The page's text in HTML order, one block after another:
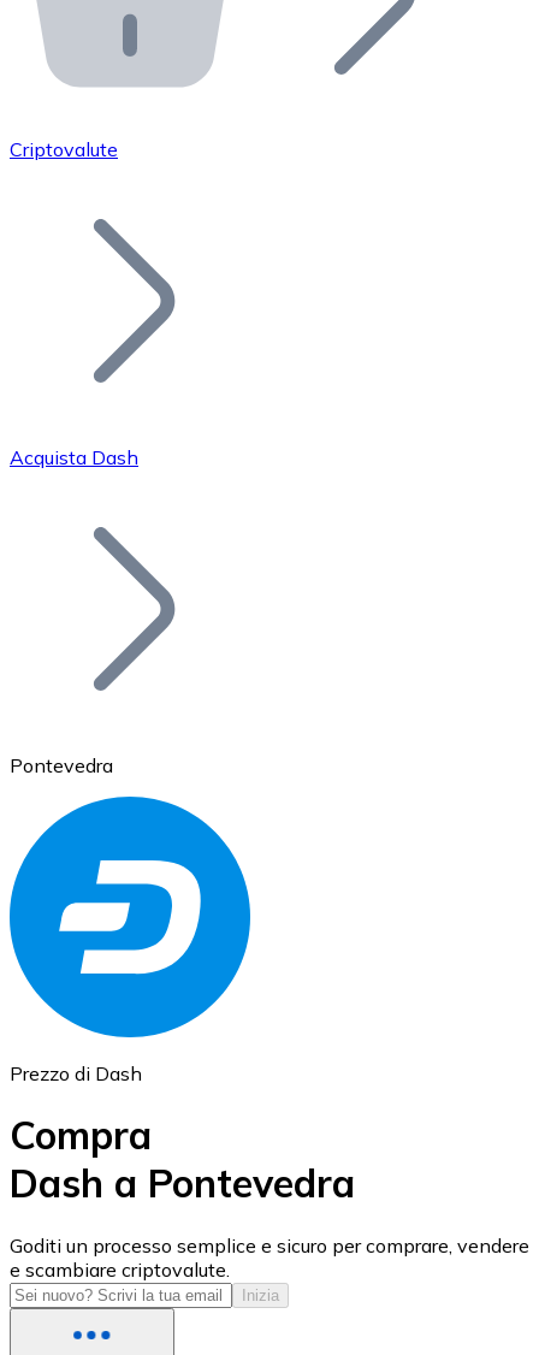
API Bitnovo
Integra la nostra API nel tuo ecosistema.
Unisciti alla nostra rete di rivenditori e
Aggiungi il token del tuo progetto al nostro servizio di
Bitcoin
Ethereum
ETH
USD Coin
USDC
Criptovalute
Acquista Dash
Pontevedra
Prezzo di Dash
Compra
Dash a Pontevedra
Goditi un processo semplice e sicuro per comprare, vendere
e scambiare criptovalute.
Inizia